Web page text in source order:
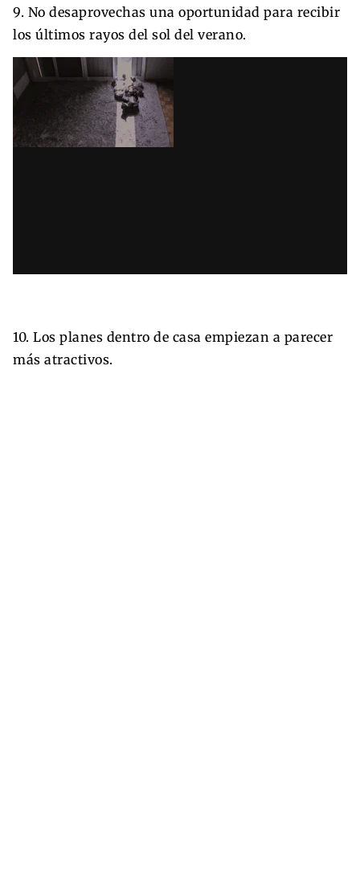
9. No desaprovechas una oportunidad para recibir
los últimos rayos del sol del verano.
10. Los planes dentro de casa empiezan a parecer
más atractivos.